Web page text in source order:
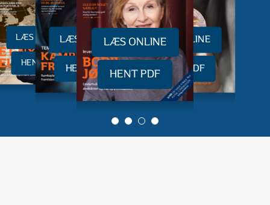
LÆS ONLINE
HENT PDF
LÆS ONLINE
HENT PDF
LÆS ONLINE
HENT PDF
LÆS ONLINE
HENT PDF
0 1 2 3